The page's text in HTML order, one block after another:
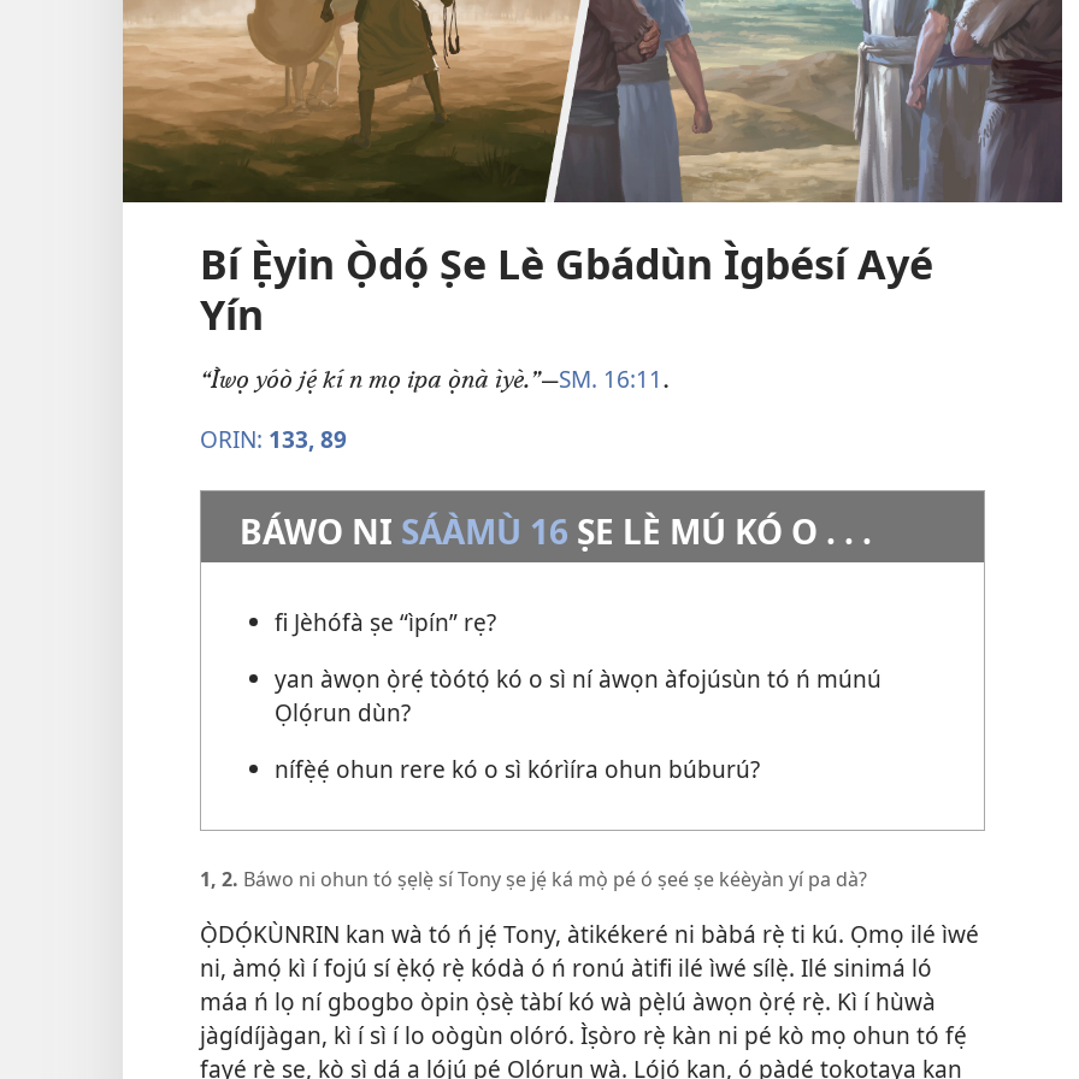
Bí Ẹ̀yin Ọ̀dọ́ Ṣe Lè Gbádùn Ìgbésí Ayé
Yín
“Ìwọ yóò jẹ́ kí n mọ ipa ọ̀nà ìyè.”​—SM. 16:11 .
ORIN: 133,89
BÁWO NI SÁÀMÙ 16 ṢE LÈ MÚ KÓ O . . .
fi Jèhófà ṣe “ìpín” rẹ?
yan àwọn ọ̀rẹ́ tòótọ́ kó o sì ní àwọn àfojúsùn tó ń múnú
Ọlọ́run dùn?
nífẹ̀ẹ́ ohun rere kó o sì kórìíra ohun búburú?
1, 2. Báwo ni ohun tó ṣẹlẹ̀ sí Tony ṣe jẹ́ ká mọ̀ pé ó ṣeé ṣe kéèyàn yí pa dà?
Ọ̀DỌ́KÙNRIN kan wà tó ń jẹ́ Tony, àtikékeré ni bàbá rẹ̀ ti kú. Ọmọ ilé ìwé
ni, àmọ́ kì í fojú sí ẹ̀kọ́ rẹ̀ kódà ó ń ronú àtifi ilé ìwé sílẹ̀. Ilé sinimá ló
máa ń lọ ní gbogbo òpin ọ̀sẹ̀ tàbí kó wà pẹ̀lú àwọn ọ̀rẹ́ rẹ̀. Kì í hùwà
jàgídíjàgan, kì í sì í lo oògùn olóró. Ìṣòro rẹ̀ kàn ni pé kò mọ ohun tó fẹ́
fayé rẹ̀ ṣe, kò sì dá a lójú pé Ọlọ́run wà. Lọ́jọ́ kan, ó pàdé tọkọtaya kan